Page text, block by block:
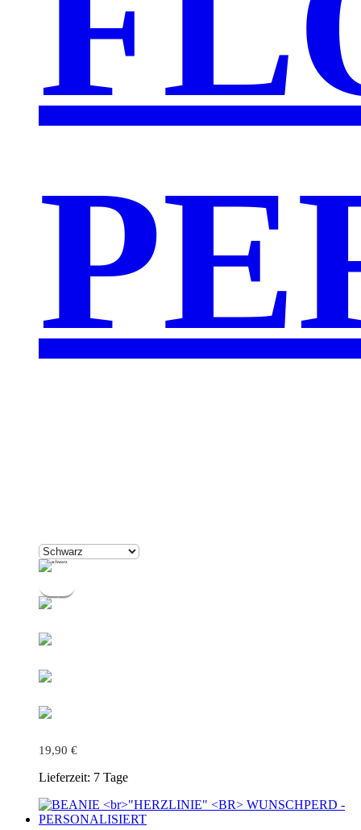
19,90 €
Lieferzeit: 7 Tage